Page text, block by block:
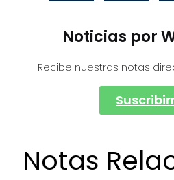
Noticias por
Recibe nuestras notas
Notas